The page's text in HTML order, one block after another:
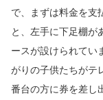
で、まずは料金を支
と、左手に下足棚が
ースが設けられてい
がりの子供たちがテ
番台の方に券を差し